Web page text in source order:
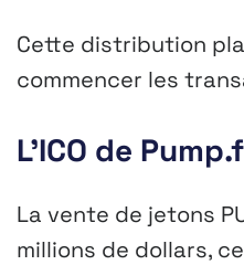
Cette distribution
commencer les
L’ICO de
La vente de jetons
millions de dollars,